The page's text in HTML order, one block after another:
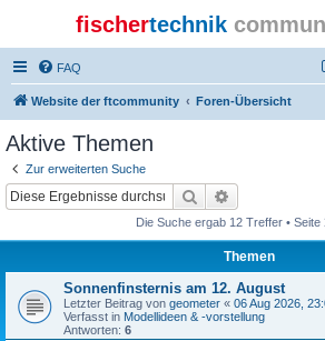
fischertechnik
FAQ
Website der ftcommunity Foren-Übersicht
Aktive Themen
Zur erweiterten Suche
Suche
Die Suche ergab 12 Treffer • Seite
Themen
Sonnenfinsternis am 12. August
Letzter Beitrag von geometer « 06 Aug 2026,
Verfasst in Modellideen & -vorstellung
Antworten: 6